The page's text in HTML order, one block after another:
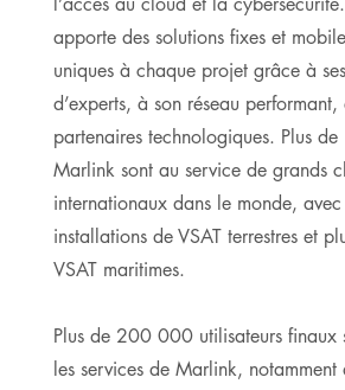
apporte des solutions fixes et
uniques à chaque projet grâce à
d’experts, à son réseau performant,
partenaires technologiques. Plus
Marlink sont au service de grands
internationaux dans le monde,
installations de VSAT terrestres et
VSAT maritimes.
Plus de 200 000 utilisateurs finaux
les services de Marlink, notamment